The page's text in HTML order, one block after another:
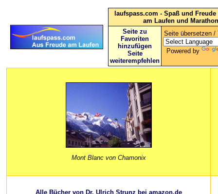
laufspass.com - Spaß und
am Laufen und Marathon
Seite zu
Favoriten
hinzufügen
Seite
weiterempfehlen
Seite übersetzen /
Powered by
Mont Blanc von Chamonix
Alle Bücher von Dr. Ulrich Strunz bei amazon.de